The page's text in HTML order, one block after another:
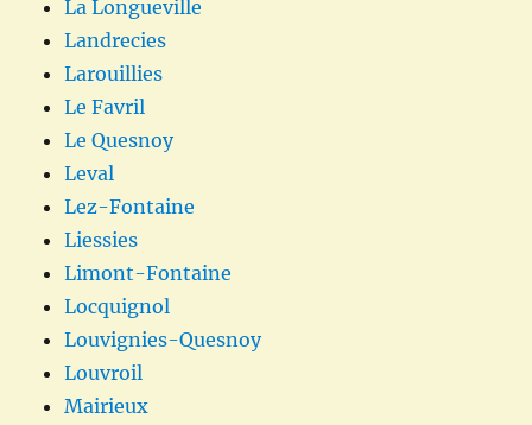
La Longueville
Landrecies
Larouillies
Le Favril
Le Quesnoy
Leval
Lez-Fontaine
Liessies
Limont-Fontaine
Locquignol
Louvignies-Quesnoy
Louvroil
Mairieux